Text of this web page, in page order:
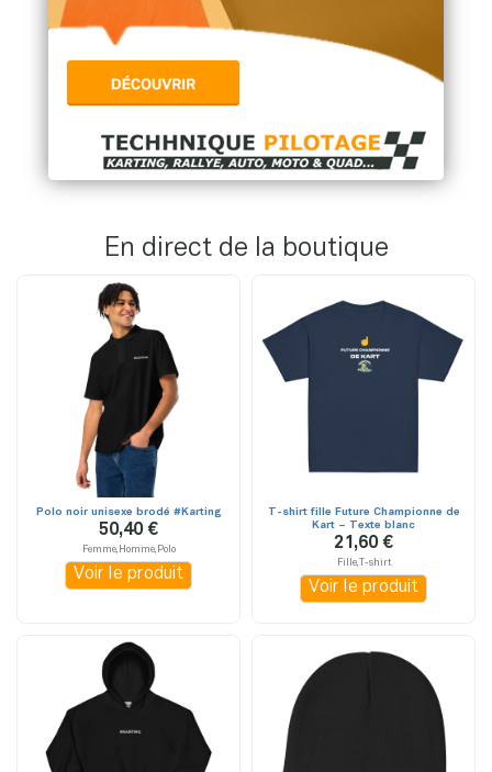
En direct de la boutique
Polo noir unisexe brodé #Karting
50,40 €
Femme,Homme,Polo
Voir le produit
T-shirt fille Future Championne de
Kart – Texte blanc
21,60 €
Fille,T-shirt
Voir le produit